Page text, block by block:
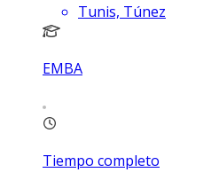
Tunis, Túnez
EMBA
Tiempo completo